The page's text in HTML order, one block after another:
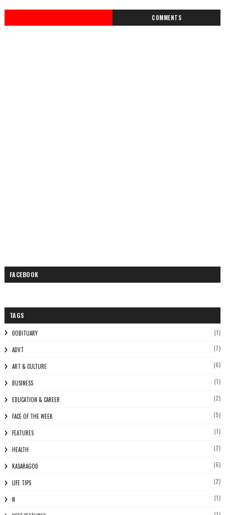
COMMENTS
FACEBOOK
TAGS
0OBITUARY (1)
ADVT (7)
ART & CULTURE (6)
BUSINESS (1)
EDUCATION & CAREER (2)
FACE OF THE WEEK (5)
FEATURES (1)
HEALTH (2)
KASARAGOD (6)
LIFE TIPS (2)
N (1)